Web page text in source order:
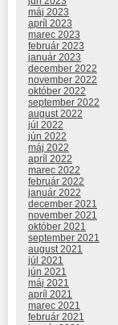
máj 2023
apríl 2023
marec 2023
február 2023
január 2023
december 2022
november 2022
október 2022
september 2022
august 2022
júl 2022
jún 2022
máj 2022
apríl 2022
marec 2022
február 2022
január 2022
december 2021
november 2021
október 2021
september 2021
august 2021
júl 2021
jún 2021
máj 2021
apríl 2021
marec 2021
február 2021